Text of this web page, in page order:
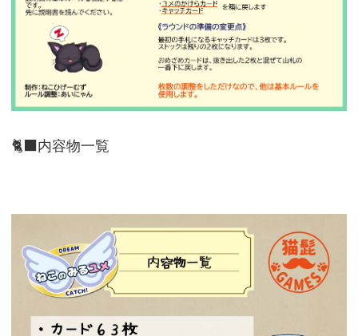
🐈‍⬛内容物一覧